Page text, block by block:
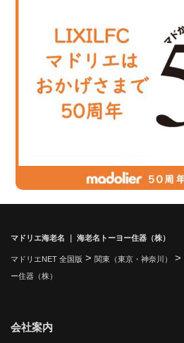
マドリエ海老名 ｜ 海老名トーヨー住器（株）
マドリエNET 全国版 > 関東（東京・神奈川） >
ー住器（株）
会社案内